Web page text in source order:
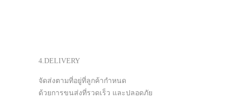
4.DELIVERY
จัดส่งตามที่อยู่ที่ลูกค้ากำหนด
ด้วยการขนส่งที่รวดเร็ว และปลอดภัย